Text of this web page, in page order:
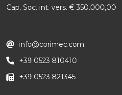
Cap. Soc. int. vers. € 350.000,00
info@corimec.com
+39 0523 810410
+39 0523 821345